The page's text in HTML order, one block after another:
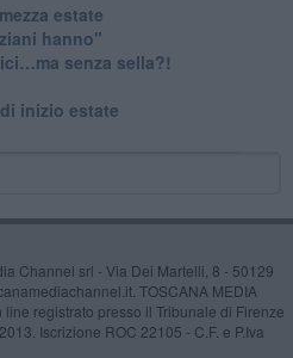
estate
hanno"
senza sella?!
inizio estate
Channel srl - Via Dei Martelli, 8 - 50129
TOSCANA MEDIA
line registrato presso il Tribunale di Firenze
Iscrizione ROC 22105 - C.F. e P.Iva